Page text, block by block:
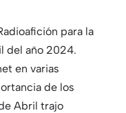
para la
del año 2024.
en varias
de los
Abril trajo